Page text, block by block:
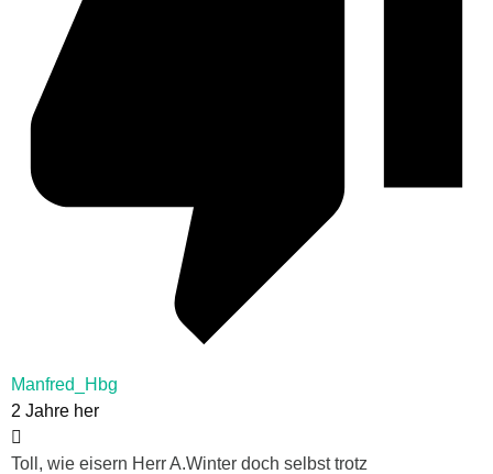
Manfred_Hbg
2 Jahre her
Toll, wie eisern Herr A.Winter doch selbst trotz